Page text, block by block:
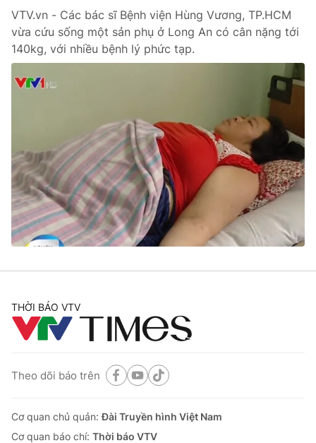
VTV.vn - Các bác sĩ Bệnh viện Hùng Vương, TP.HCM
vừa cứu sống một sản phụ ở Long An có cân nặng tới
140kg, với nhiều bệnh lý phức tạp.
THỜI BÁO VTV
Theo dõi báo trên
Cơ quan chủ quản:Đài Truyền hình Việt Nam
Cơ quan báo chí: Thời báo VTV